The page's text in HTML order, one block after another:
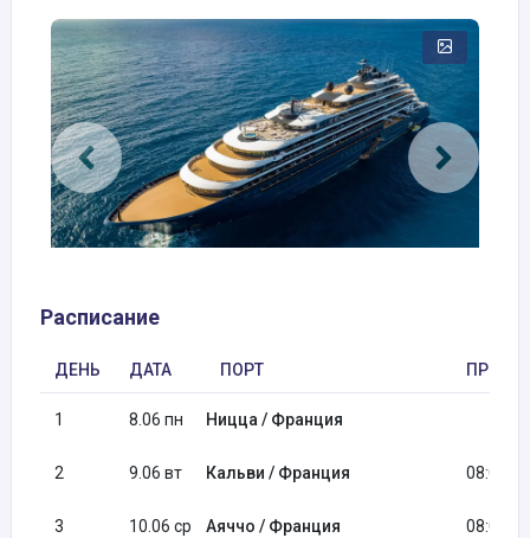
Расписание
ДЕНЬ ДАТА ПОРТ
1 8.06 пн Ницца / Франция
2 9.06 вт Кальви / Франция 08:00
3 10.06 ср Аяччо / Франция 08:00